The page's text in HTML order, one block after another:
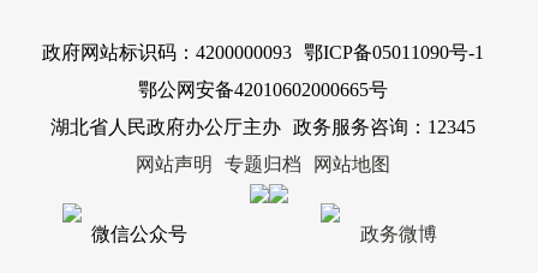
政府网站标识码：4200000093 鄂ICP备05011090号-1
鄂公网安备42010602000665号
湖北省人民政府办公厅主办 政务服务咨询：12345
网站声明
专题归档 网站地图
微信公众号 政务微博